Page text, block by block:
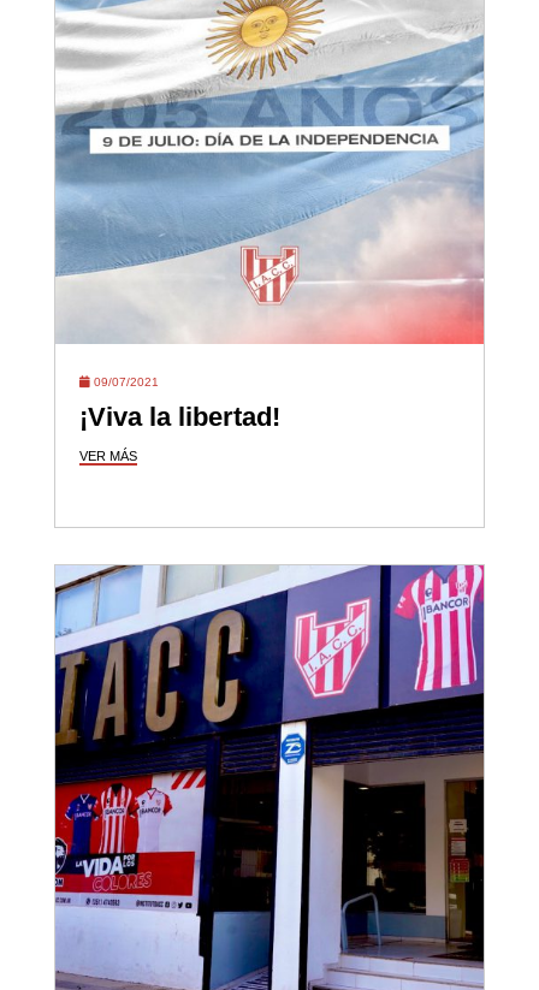
09/07/2021
¡Viva la libertad!
VER MÁS